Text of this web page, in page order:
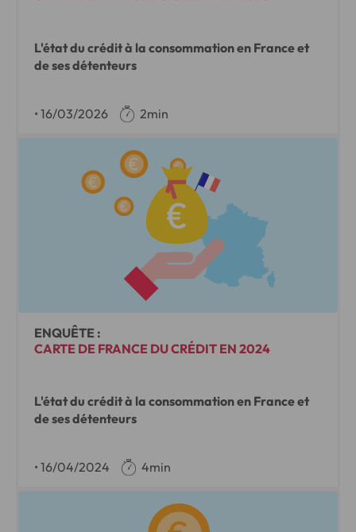
L'état du crédit à la consommation en France et
de ses détenteurs
• 16/03/2026 2min
ENQUÊTE :
CARTE DE FRANCE DU CRÉDIT EN 2024
L'état du crédit à la consommation en France et
de ses détenteurs
• 16/04/2024 4min